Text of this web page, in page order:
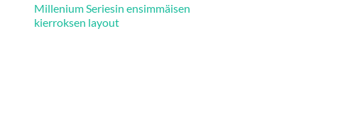
Millenium Seriesin ensimmäisen
kierroksen layout